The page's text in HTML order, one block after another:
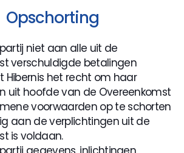
Opschorting
niet aan alle uit de
verschuldigde betalingen
Hibernis het recht om haar
uit hoofde van de Overeenkomst
voorwaarden op te schorten
aan de verplichtingen uit de
is voldaan.